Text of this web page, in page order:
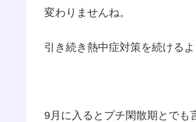
変わりませんね。
引き続き熱中症対策を続けるよ
9月に入るとプチ閑散期とでも